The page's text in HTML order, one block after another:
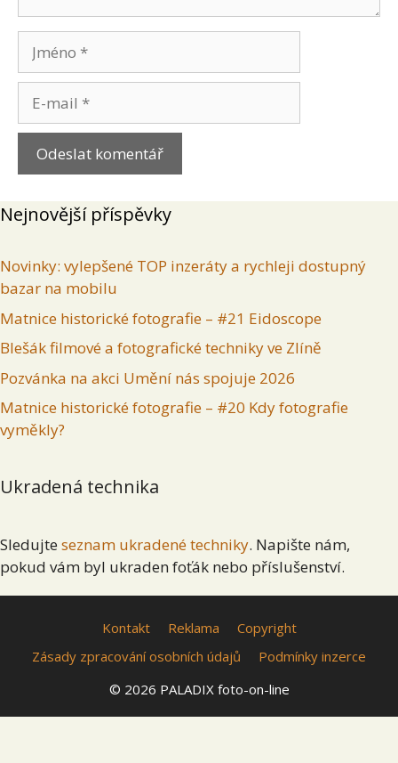
mail
Nejnovější příspěvky
Novinky: vylepšené TOP inzeráty a rychleji dostupný
bazar na mobilu
Matnice historické fotografie – #21 Eidoscope
Blešák filmové a fotografické techniky ve Zlíně
Pozvánka na akci Umění nás spojuje 2026
Matnice historické fotografie – #20 Kdy fotografie
vyměkly?
Ukradená technika
Sledujte seznam ukradené techniky. Napište nám,
pokud vám byl ukraden foťák nebo příslušenství.
Kontakt Reklama
Copyright
Zásady zpracování osobních údajů
Podmínky inzerce
© 2026 PALADIX foto-on-line